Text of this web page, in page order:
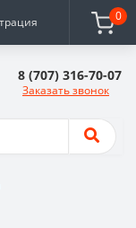
0
8 (707) 316-70-07
Заказать звонок